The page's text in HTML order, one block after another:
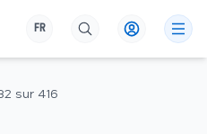
FR
sur 416